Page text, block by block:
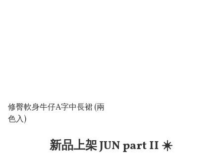
修臀軟身牛仔A字中長裙 (兩
色入)
新品上架 JUN part II ☀️